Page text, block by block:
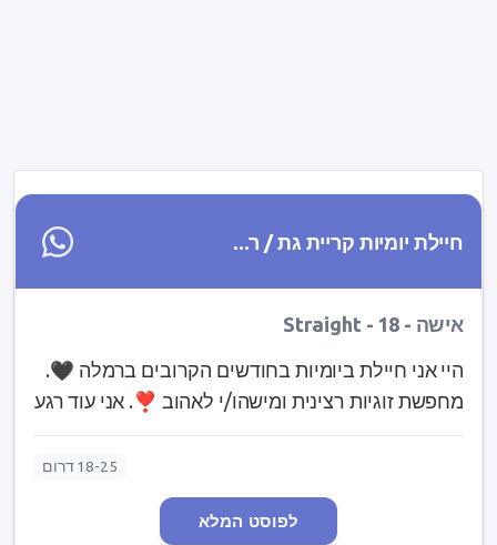
חיילת יומיות קריית גת / ר...
אישה - Straight - 18
היי אני חיילת ביומיות בחודשים הקרובים ברמלה 🖤.
מחפשת זוגיות רצינית ומישהו/י לאהוב ❣️. אני עוד רגע
בת 19, מתולתלת, גבוהה, מלאה עם עיניים חומות.
חוקרת את הזהות המינית שלי אז אם מישהי רוצה
לשלוח לי הודעה את מוזמנת 😝. מנסה למצוא מישהו
שאוהב ילדים ואובססיבי לים כמוני 🌊. מישהו עם
18-25 דרום
לפוסט המלא